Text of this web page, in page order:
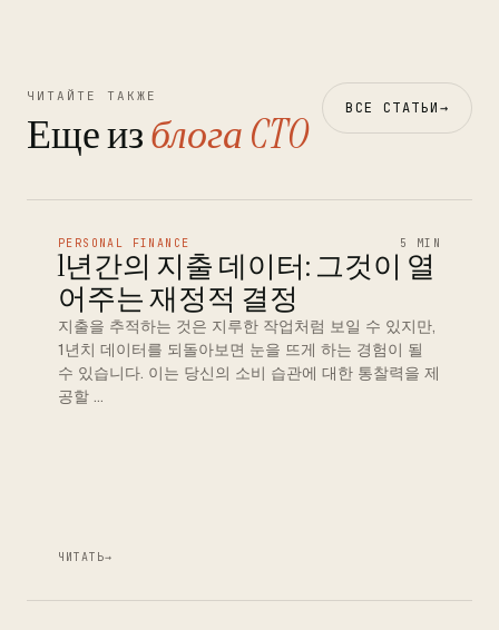
ЧИТАЙТЕ ТАКЖЕ
Еще изблога CTO ВСЕ СТАТЬИ→
PERSONAL FINANCE 5 MIN
1년간의 지출 데이터: 그것이 열
어주는 재정적 결정
지출을 추적하는 것은 지루한 작업처럼 보일 수 있지만,
1년치 데이터를 되돌아보면 눈을 뜨게 하는 경험이 될
수 있습니다. 이는 당신의 소비 습관에 대한 통찰력을 제
공할 …
ЧИТАТЬ→